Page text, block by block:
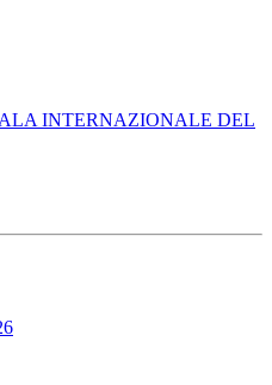
INTERNAZIONALE DEL